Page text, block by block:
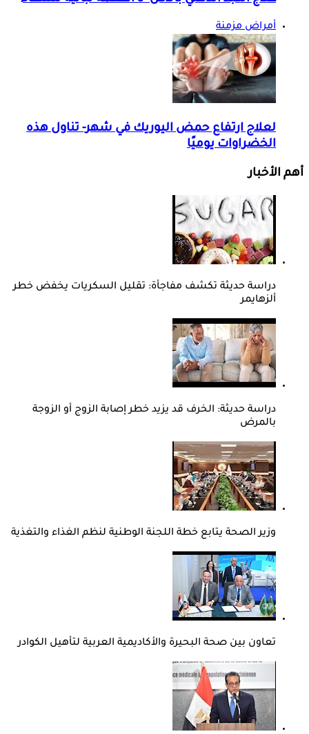
أمراض مزمنة
لعلاج ارتفاع حمض اليوريك في شهر- تناول هذه
الخضراوات يوميًا
أهم الأخبار
دراسة حديثة تكشف مفاجأة: تقليل السكريات يخفض خطر
ألزهايمر
دراسة حديثة: الخرف قد يزيد خطر إصابة الزوج أو الزوجة
بالمرض
وزير الصحة يتابع خطة اللجنة الوطنية لنظم الغذاء والتغذية
تعاون بين صحة البحيرة والأكاديمية العربية لتأهيل الكوادر